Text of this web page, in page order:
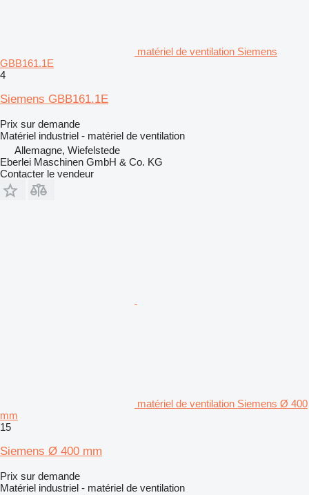
matériel de ventilation Siemens
GBB161.1E
4
Siemens GBB161.1E
Prix sur demande
Matériel industriel - matériel de ventilation
Allemagne, Wiefelstede
Eberlei Maschinen GmbH & Co. KG
Contacter le vendeur
matériel de ventilation Siemens Ø 400
mm
15
Siemens Ø 400 mm
Prix sur demande
Matériel industriel - matériel de ventilation